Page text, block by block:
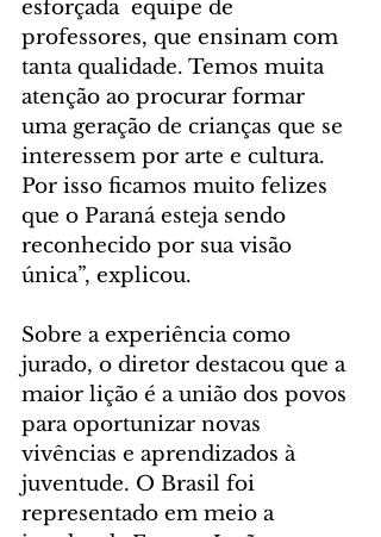
esforçada  equipe de
professores, que ensinam com
tanta qualidade. Temos muita
atenção ao procurar formar
uma geração de crianças que se
interessem por arte e cultura.
Por isso ficamos muito felizes
que o Paraná esteja sendo
reconhecido por sua visão
única”, explicou.
Sobre a experiência como
jurado, o diretor destacou que a
maior lição é a união dos povos
para oportunizar novas
vivências e aprendizados à
juventude. O Brasil foi
representado em meio a